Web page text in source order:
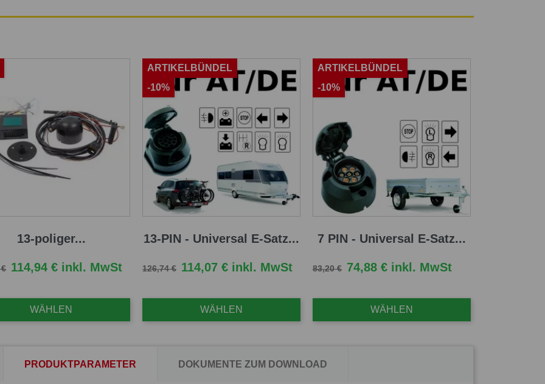
13-poliger...
Preis
114,94 € inkl. MwSt
WÄHLEN
13-PIN - Universal E-Satz...
Verkaufspreis
126,74 € Preis
114,07 € inkl. MwSt
WÄHLEN
ARTIKELBÜNDEL
-10%
7 PIN - Universal E-Satz...
Verkaufspreis
83,20 € Preis
74,88 € inkl. MwSt
WÄHLEN
ARTIKELBÜNDEL
-10%
PRODUKTPARAMETER DOKUMENTE ZUM DOWNLOAD